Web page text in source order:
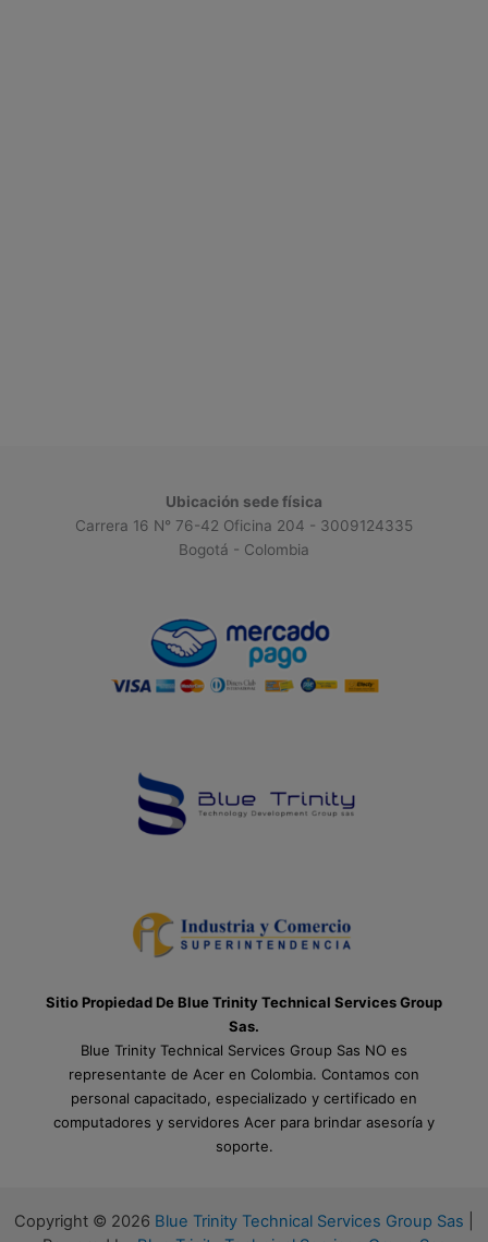
Ubicación sede física
Carrera 16 N° 76-42 Oficina 204 - 3009124335
Bogotá - Colombia
Sitio Propiedad De Blue Trinity Technical Services Group
Sas.
Blue Trinity Technical Services Group Sas NO es
representante de Acer en Colombia. Contamos con
personal capacitado, especializado y certificado en
computadores y servidores Acer para brindar asesoría y
soporte.
Copyright © 2026 Blue Trinity Technical Services Group Sas